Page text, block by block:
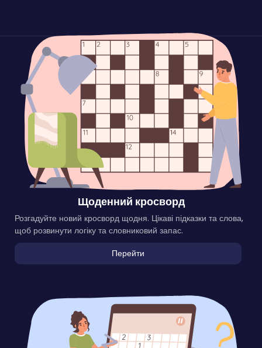
Щоденний кросворд
Розгадуйте новий кросворд щодня. Цікаві підказки та слова,
щоб розвинути логіку та словниковий запас.
Перейти